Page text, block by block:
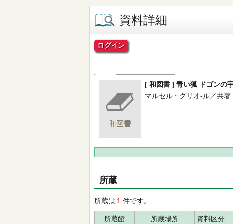
資料詳細
ログイン
[ 和図書 ] 青い狐 ドゴンの
マルセル・グリオ-ル／共
所蔵
所蔵は 1 件です。
所蔵館 所蔵場所 資料区分